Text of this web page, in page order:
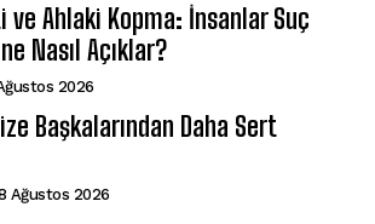
ve Ahlaki Kopma: İnsanlar Suç
Nasıl Açıklar?
2026
Başkalarından Daha Sert
Ağustos 2026